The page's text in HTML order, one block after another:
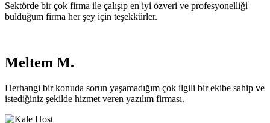
Sektörde bir çok firma ile çalışıp en iyi özveri ve profesyonelliği
bulduğum firma her şey için teşekkürler.
Meltem M.
Herhangi bir konuda sorun yaşamadığım çok ilgili bir ekibe sahip ve
istediğiniz şekilde hizmet veren yazılım firması.